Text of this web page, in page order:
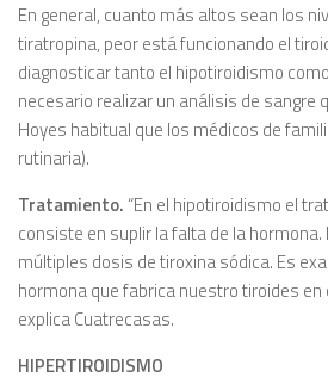
En general, cuanto más altos sean los
tiratropina, peor está funcionando el
diagnosticar tanto el hipotiroidismo
necesario realizar un análisis de sangre
Hoyes habitual que los médicos de
rutinaria).
Tratamiento. “En el hipotiroidismo el
consiste en suplir la falta de Ia
múltiples dosis de tiroxina sódica. Es
hormona que fabrica nuestro tiroides en
explica Cuatrecasas.
HIPERTIROIDISMO